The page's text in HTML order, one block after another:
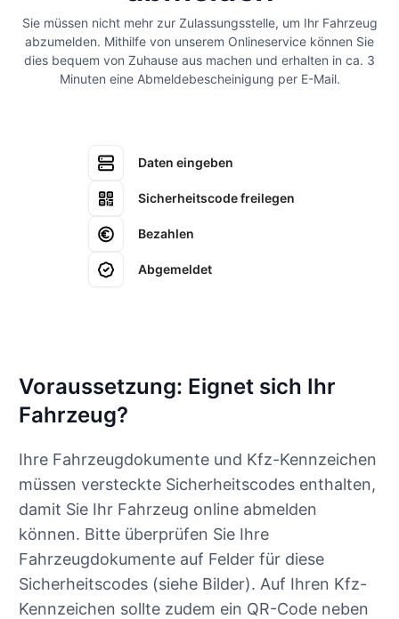
Sie müssen nicht mehr zur Zulassungsstelle, um Ihr Fahrzeug
abzumelden. Mithilfe von unserem Onlineservice können Sie
dies bequem von Zuhause aus machen und erhalten in ca. 3
Minuten eine Abmeldebescheinigung per E-Mail.
Daten eingeben
Sicherheitscode freilegen
Bezahlen
Abgemeldet
Voraussetzung: Eignet sich Ihr
Fahrzeug?
Ihre Fahrzeugdokumente und Kfz-Kennzeichen
müssen versteckte Sicherheitscodes enthalten,
damit Sie Ihr Fahrzeug online abmelden
können. Bitte überprüfen Sie Ihre
Fahrzeugdokumente auf Felder für diese
Sicherheitscodes (siehe Bilder). Auf Ihren Kfz-
Kennzeichen sollte zudem ein QR-Code neben